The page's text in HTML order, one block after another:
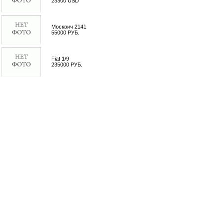
Москвич 2141
55000 РУБ.
Fiat 1/9
235000 РУБ.